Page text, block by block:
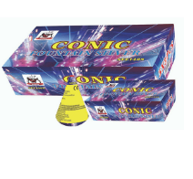
Add to wishlist